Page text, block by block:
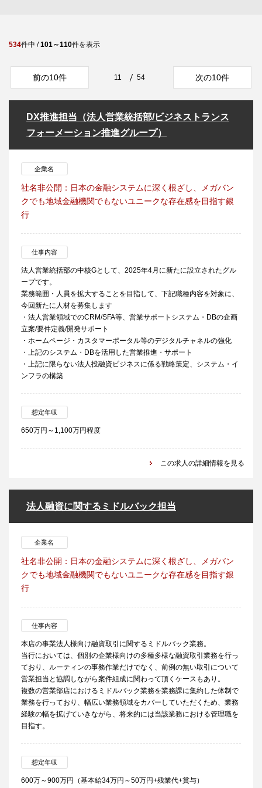
534件中 /101～110件を表示
前の10件 11 54 次の10件
DX推進担当（法人営業統括部/ビジネストランス
フォーメーション推進グループ）
企業名
社名非公開：日本の金融システムに深く根ざし、メガバン
クでも地域金融機関でもないユニークな存在感を目指す銀
行
仕事内容
法人営業統括部の中核Gとして、2025年4月に新たに設立されたグル
ープです。
業務範囲・人員を拡大することを目指して、下記職種内容を対象に、
今回新たに人材を募集します
・法人営業領域でのCRM/SFA等、営業サポートシステム・DBの企画
立案/要件定義/開発サポート
・ホームページ・カスタマーポータル等のデジタルチャネルの強化
・上記のシステム・DBを活用した営業推進・サポート
・上記に限らない法人投融資ビジネスに係る戦略策定、システム・イ
ンフラの構築
想定年収
650万円～1,100万円程度
この求人の詳細情報を見る
法人融資に関するミドルバック担当
企業名
社名非公開：日本の金融システムに深く根ざし、メガバン
クでも地域金融機関でもないユニークな存在感を目指す銀
行
仕事内容
本店の事業法人様向け融資取引に関するミドルバック業務。
当行においては、個別の企業様向けの多種多様な融資取引業務を行っ
ており、ルーティンの事務作業だけでなく、前例の無い取引について
営業担当と協調しながら案件組成に関わって頂くケースもあり。
複数の営業部店におけるミドルバック業務を業務課に集約した体制で
業務を行っており、幅広い業務領域をカバーしていただくため、業務
経験の幅を拡げていきながら、将来的には当該業務における管理職を
目指す。
想定年収
600万～900万円（基本給34万円～50万円+残業代+賞与）